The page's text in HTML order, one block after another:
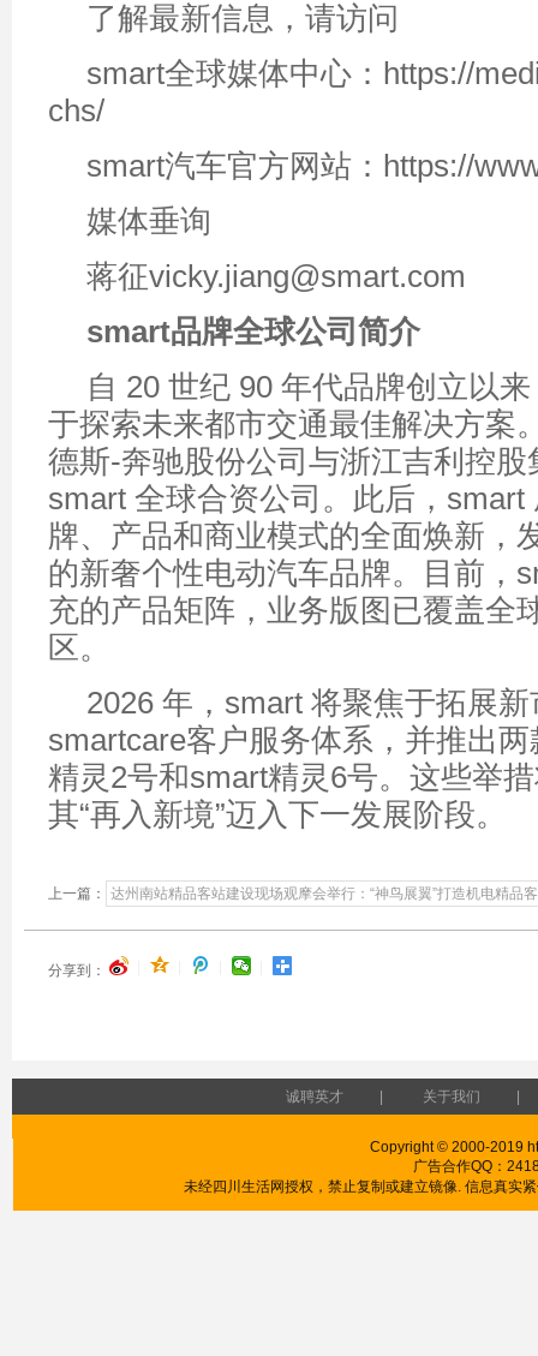
了解最新信息，请访问
smart全球媒体中心：https://
chs/
smart汽车官方网站：https://
媒体垂询
蒋征vicky.jiang@smart.com
smart品牌全球公司简介
自 20 世纪 90 年代品牌创立以
于探索未来都市交通最佳解决方案
德斯-奔驰股份公司与浙江吉利控股
smart 全球合资公司。此后，smart
牌、产品和商业模式的全面焕新，
的新奢个性电动汽车品牌。目前，
充的产品矩阵，业务版图已覆盖全
区。
2026 年，smart 将聚焦于拓展
smartcare客户服务体系，并推出
精灵2号和smart精灵6号。这些举
其“再入新境”迈入下一发展阶段。
上一篇： 达州南站精品客站建设现场观摩会举行：“神鸟展翼”打造机电精品
分享到：
诚聘英才 关于我们
Copyright © 2000-2019
广告合作QQ：
未经四川生活网授权，禁止复制或建立镜像. 信息真实